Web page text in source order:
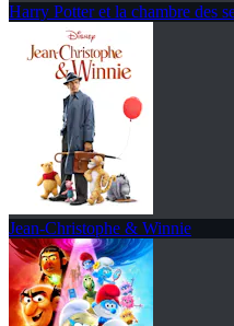
Harry Potter et la chambre des
Jean-Christophe & Winnie